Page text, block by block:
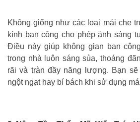
Không giống như các loại mái che
kính ban công cho phép ánh sáng
Điều này giúp không gian ban
trong nhà luôn sáng sủa, thoáng
rãi và tràn đầy năng lượng. Bạn
ngột ngạt hay bí bách khi sử dụng